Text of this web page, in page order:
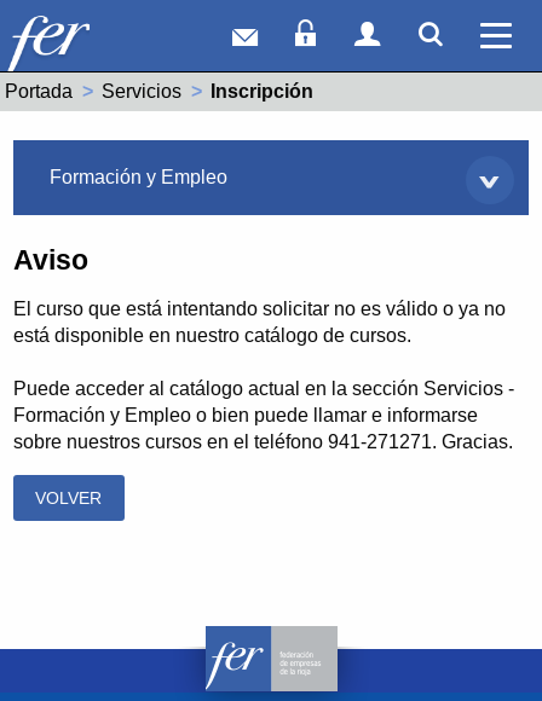
Correo webAcceso Socios
Acceso
Portada Servicios Actual:
Inscripción
Formación y Empleo
Aviso
El curso que está intentando solicitar no es válido o ya no
está disponible en nuestro catálogo de cursos.
Puede acceder al catálogo actual en la sección Servicios -
Formación y Empleo o bien puede llamar e informarse
sobre nuestros cursos en el teléfono 941-271271. Gracias.
VOLVER